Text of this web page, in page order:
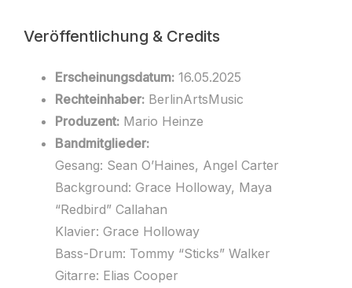
Veröffentlichung & Credits
Erscheinungsdatum: 16.05.2025
Rechteinhaber: BerlinArtsMusic
Produzent: Mario Heinze
Bandmitglieder:
Gesang: Sean O’Haines, Angel Carter
Background: Grace Holloway, Maya
“Redbird” Callahan
Klavier: Grace Holloway
Bass-Drum: Tommy “Sticks” Walker
Gitarre: Elias Cooper